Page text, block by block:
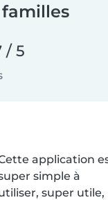
/ 5
application
simple à
super utile,